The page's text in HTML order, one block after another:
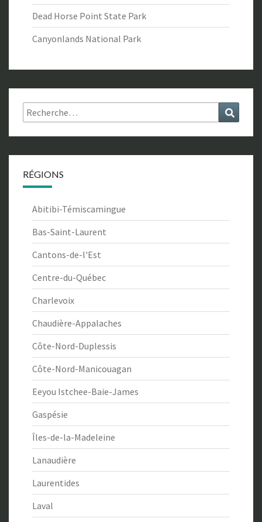
Dead Horse Point State Park
Canyonlands National Park
Rechercher :
RÉGIONS
Abitibi-Témiscamingue
Bas-Saint-Laurent
Cantons-de-l'Est
Centre-du-Québec
Charlevoix
Chaudière-Appalaches
Côte-Nord-Duplessis
Côte-Nord-Manicouagan
Eeyou Istchee-Baie-James
Gaspésie
Îles-de-la-Madeleine
Lanaudière
Laurentides
Laval